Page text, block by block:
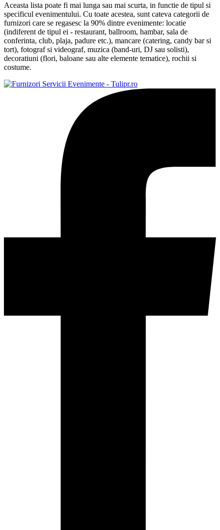
Aceasta lista poate fi mai lunga sau mai scurta, in functie de tipul si
specificul evenimentului. Cu toate acestea, sunt cateva categorii de
furnizori care se regasesc la 90% dintre evenimente: locatie
(indiferent de tipul ei - restaurant, ballroom, hambar, sala de
conferinta, club, plaja, padure etc.), mancare (catering, candy bar si
tort), fotograf si videograf, muzica (band-uri, DJ sau solisti),
decoratiuni (flori, baloane sau alte elemente tematice), rochii si
costume.